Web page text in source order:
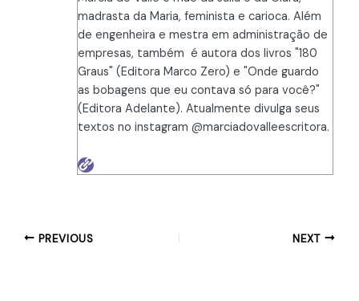
madrasta da Maria, feminista e carioca. Além
de engenheira e mestra em administração de
empresas, também é autora dos livros "180
Graus" (Editora Marco Zero) e "Onde guardo
as bobagens que eu contava só para você?"
(Editora Adelante). Atualmente divulga seus
textos no instagram @marciadovalleescritora.
PREVIOUS NEXT